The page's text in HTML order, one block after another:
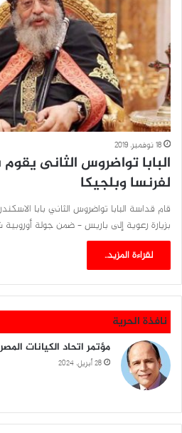
18 نوفمبر، 2019
البابا تواضروس الثانى يقوم
لفرنسا وبلجيكا
قام قداسة البابا تواضروس الثاني بابا
بزيارة رعوية إلى باريس – ضمن جولة
لقراءة المزيد..
نافذة الحرية
مؤتمر اتحاد الكيانات
28 أبريل، 2024